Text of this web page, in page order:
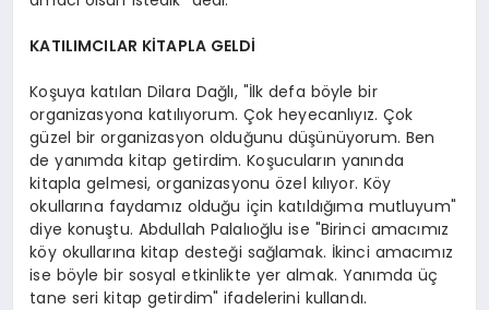
KATILIMCILAR KİTAPLA GELDİ
Koşuya katılan Dilara Dağlı, "İlk defa böyle bir
organizasyona katılıyorum. Çok heyecanlıyız. Çok
güzel bir organizasyon olduğunu düşünüyorum. Ben
de yanımda kitap getirdim. Koşucuların yanında
kitapla gelmesi, organizasyonu özel kılıyor. Köy
okullarına faydamız olduğu için katıldığıma mutluyum"
diye konuştu. Abdullah Palalıoğlu ise "Birinci amacımız
köy okullarına kitap desteği sağlamak. İkinci amacımız
ise böyle bir sosyal etkinlikte yer almak. Yanımda üç
tane seri kitap getirdim" ifadelerini kullandı.